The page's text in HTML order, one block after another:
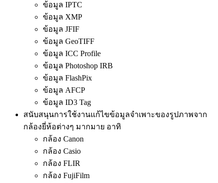
ข้อมูล IPTC
ข้อมูล XMP
ข้อมูล JFIF
ข้อมูล GeoTIFF
ข้อมูล ICC Profile
ข้อมูล Photoshop IRB
ข้อมูล FlashPix
ข้อมูล AFCP
ข้อมูล ID3​ Tag
สนับสนุนการใช้งานแก้ไขข้อมูลจำเพาะของรูปภาพจาก
กล้องยี่ห้อต่างๆ มากมาย อาทิ
กล้อง Canon
กล้อง Casio
กล้อง FLIR
กล้อง FujiFilm